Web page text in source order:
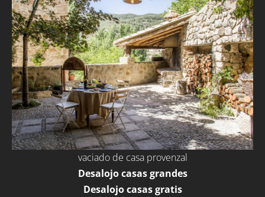
vaciado de casa provenzal
Desalojo casas grandes
Desalojo casas gratis